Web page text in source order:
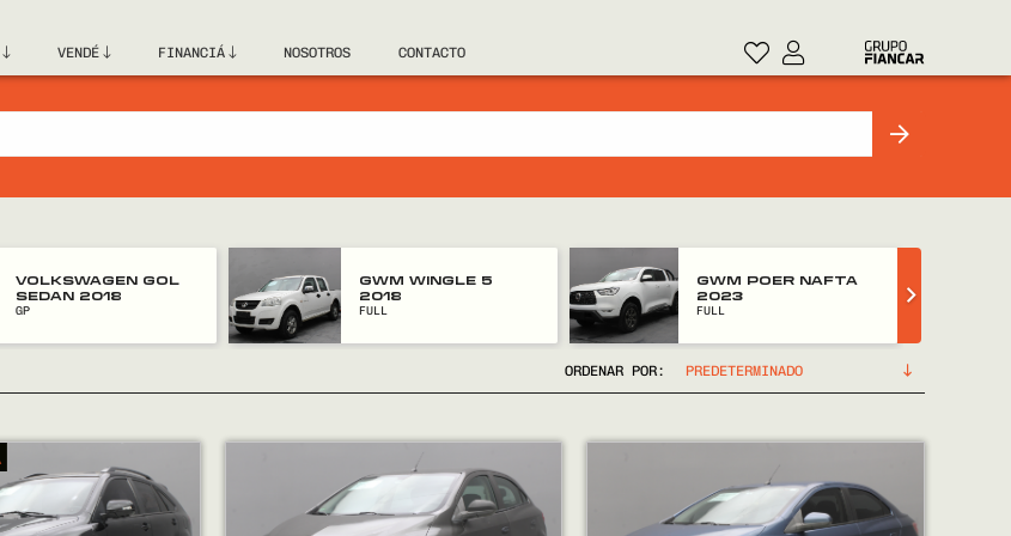
VENDÉ FINANCIÁ NOSOTROS CONTACTO
VOLKSWAGEN GOL
SEDAN 2018
GP
GWM WINGLE 5
2018
FULL
GWM POER NAFTA
2023
FULL
ORDENAR POR: